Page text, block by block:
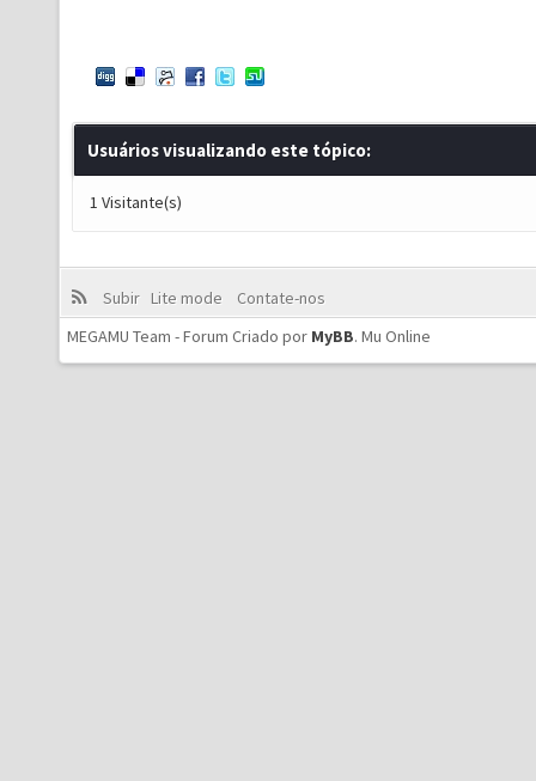
Usuários visualizando este tópico:
1 Visitante(s)
Subir Lite mode
Contate-nos
MEGAMU Team - Forum Criado por MyBB. Mu Online